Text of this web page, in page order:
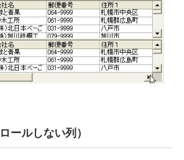
ールしない列）